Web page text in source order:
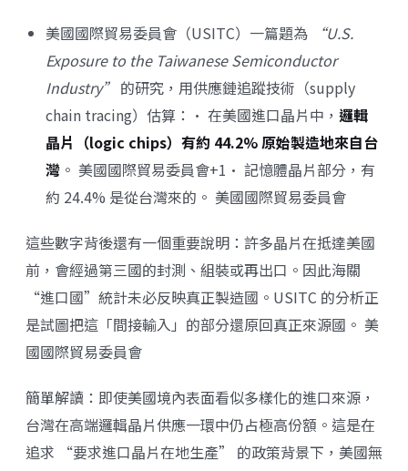
美國國際貿易委員會（USITC）一篇題為
“U.S.
Exposure to the Taiwanese Semiconductor
Industry” 的研究，用供應鏈追蹤技術（supply
chain tracing）估算：• 在美國進口晶片中，邏輯
晶片（logic chips）有約 44.2% 原始製造地來自台
灣 。 美國國際貿易委員會+1 • 記憶體晶片部分，有
約 24.4% 是從台灣來的。 美國國際貿易委員會
這些數字背後還有一個重要說明：許多晶片在抵達美國
前，會經過第三國的封測、組裝或再出口。因此海關
“進口國”統計未必反映真正製造國。USITC 的分析正
是試圖把這「間接輸入」的部分還原回真正來源國。 美
國國際貿易委員會
簡單解讀：即使美國境內表面看似多樣化的進口來源，
台灣在高端邏輯晶片供應一環中仍占極高份額。這是在
追求 “要求進口晶片在地生產” 的政策背景下，美國無